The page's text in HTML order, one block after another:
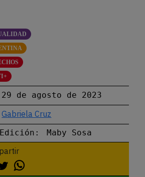
29 de agosto de 2023
Gabriela Cruz
Edición: Maby Sosa